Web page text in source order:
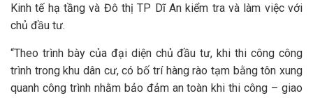
Kinh tế hạ tầng và Đô thị TP Dĩ An kiểm tra và làm việc với
chủ đầu tư.
“Theo trình bày của đại diện chủ đầu tư, khi thi công công
trình trong khu dân cư, có bố trí hàng rào tạm bằng tôn xung
quanh công trình nhằm bảo đảm an toàn khi thi công – giao